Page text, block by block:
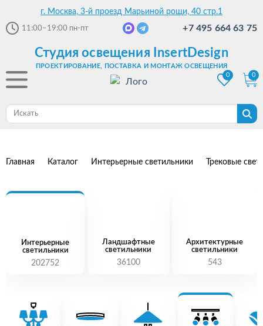
г. Москва, 3-й проезд Марьиной рощи, 40 стр.1
11:00–19:00 пн-пт +7 495 664 63 75
Студия освещения InsertDesign
ПРОЕКТИРОВАНИЕ, ПОСТАВКА И МОНТАЖ ОСВЕЩЕНИЯ
0
0
Главная Каталог Интерьерные светильники Трековые
Интерьерные
светильники
202752
Ландшафтные
светильники
36100
Архитектурные
светильники
543